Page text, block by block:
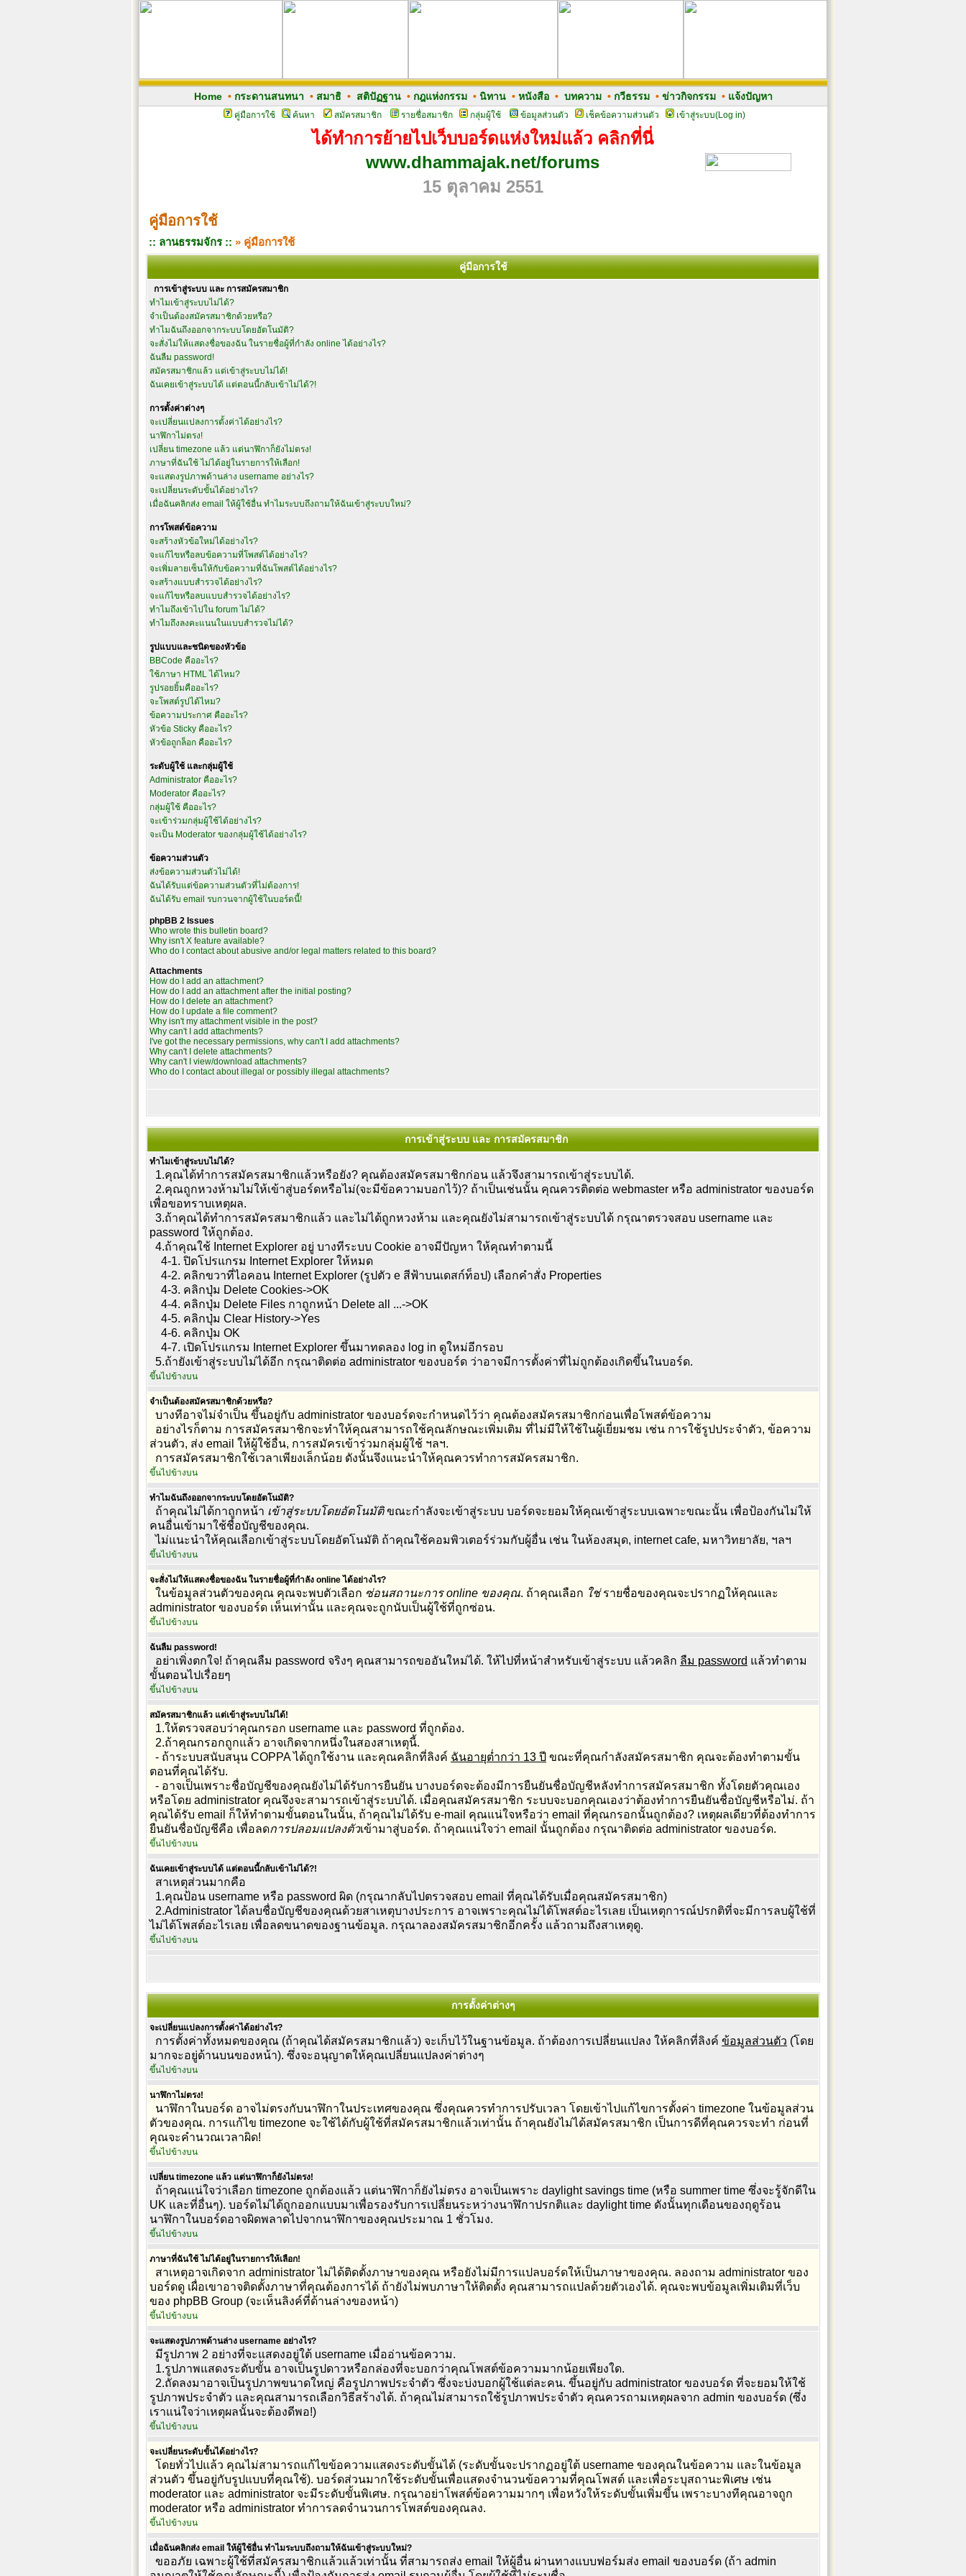
Home• กระดานสนทนา • สมาธิ• สติปัฏฐาน• กฎแห่งกรรม• นิทาน• หนังสือ• บทความ• กวีธรรม• ข่าวกิจกรรม• แจ้งปัญหา
คู่มือการใช้ ค้นหา สมัครสมาชิก รายชื่อสมาชิก กลุ่มผู้ใช้ ข้อมูลส่วนตัว เช็คข้อความส่วนตัว เข้าสู่ระบบ(Log in)
ได้ทำการย้ายไปเว็บบอร์ดแห่งใหม่แล้ว คลิกที่นี่
www.dhammajak.net/forums
15 ตุลาคม 2551
คู่มือการใช้
:: ลานธรรมจักร :: » คู่มือการใช้
คู่มือการใช้
การเข้าสู่ระบบ และ การสมัครสมาชิก
ทำไมเข้าสู่ระบบไม่ได้?
จำเป็นต้องสมัครสมาชิกด้วยหรือ?
ทำไมฉันถึงออกจากระบบโดยอัตโนมัติ?
จะสั่งไม่ให้แสดงชื่อของฉัน ในรายชื่อผู้ที่กำลัง online ได้อย่างไร?
ฉันลืม password!
สมัครสมาชิกแล้ว แต่เข้าสู่ระบบไม่ได้!
ฉันเคยเข้าสู่ระบบได้ แต่ตอนนี้กลับเข้าไม่ได้?!
การตั้งค่าต่างๆ
จะเปลี่ยนแปลงการตั้งค่าได้อย่างไร?
นาฬิกาไม่ตรง!
เปลี่ยน timezone แล้ว แต่นาฬิกาก็ยังไม่ตรง!
ภาษาที่ฉันใช้ ไม่ได้อยู่ในรายการให้เลือก!
จะแสดงรูปภาพด้านล่าง username อย่างไร?
จะเปลี่ยนระดับขั้นได้อย่างไร?
เมื่อฉันคลิกส่ง email ให้ผู้ใช้อื่น ทำไมระบบถึงถามให้ฉันเข้าสู่ระบบใหม่?
การโพสต์ข้อความ
จะสร้างหัวข้อใหม่ได้อย่างไร?
จะแก้ไขหรือลบข้อความที่โพสต์ได้อย่างไร?
จะเพิ่มลายเซ็นให้กับข้อความที่ฉันโพสต์ได้อย่างไร?
จะสร้างแบบสำรวจได้อย่างไร?
จะแก้ไขหรือลบแบบสำรวจได้อย่างไร?
ทำไมถึงเข้าไปใน forum ไม่ได้?
ทำไมถึงลงคะแนนในแบบสำรวจไม่ได้?
รูปแบบและชนิดของหัวข้อ
BBCode คืออะไร?
ใช้ภาษา HTML ได้ไหม?
รูปรอยยิ้มคืออะไร?
จะโพสต์รูปได้ไหม?
ข้อความประกาศ คืออะไร?
หัวข้อ Sticky คืออะไร?
หัวข้อถูกล็อก คืออะไร?
ระดับผู้ใช้ และกลุ่มผู้ใช้
Administrator คืออะไร?
Moderator คืออะไร?
กลุ่มผู้ใช้ คืออะไร?
จะเข้าร่วมกลุ่มผู้ใช้ได้อย่างไร?
จะเป็น Moderator ของกลุ่มผู้ใช้ได้อย่างไร?
ข้อความส่วนตัว
ส่งข้อความส่วนตัวไม่ได้!
ฉันได้รับแต่ข้อความส่วนตัวที่ไม่ต้องการ!
ฉันได้รับ email รบกวนจากผู้ใช้ในบอร์ดนี้!
phpBB 2 Issues
Who wrote this bulletin board?
Why isn't X feature available?
Who do I contact about abusive and/or legal matters related to this board?
Attachments
How do I add an attachment?
How do I add an attachment after the initial posting?
How do I delete an attachment?
How do I update a file comment?
Why isn't my attachment visible in the post?
Why can't I add attachments?
I've got the necessary permissions, why can't I add attachments?
Why can't I delete attachments?
Why can't I view/download attachments?
Who do I contact about illegal or possibly illegal attachments?
การเข้าสู่ระบบ และ การสมัครสมาชิก
ทำไมเข้าสู่ระบบไม่ได้?
1.คุณได้ทำการสมัครสมาชิกแล้วหรือยัง? คุณต้องสมัครสมาชิกก่อน แล้วจึงสามารถเข้าสู่ระบบได้.
2.คุณถูกหวงห้ามไม่ให้เข้าสู่บอร์ดหรือไม่(จะมีข้อความบอกไว้)? ถ้าเป็นเช่นนั้น คุณควรติดต่อ webmaster หรือ administrator ของบอร์ด
เพื่อขอทราบเหตุผล.
3.ถ้าคุณได้ทำการสมัครสมาชิกแล้ว และไม่ได้ถูกหวงห้าม และคุณยังไม่สามารถเข้าสู่ระบบได้ กรุณาตรวจสอบ username และ
password ให้ถูกต้อง.
4.ถ้าคุณใช้ Internet Explorer อยู่ บางทีระบบ Cookie อาจมีปัญหา ให้คุณทำตามนี้
4-1. ปิดโปรแกรม Internet Explorer ให้หมด
4-2. คลิกขวาที่ไอคอน Internet Explorer (รูปตัว e สีฟ้าบนเดสก์ท็อป) เลือกคำสั่ง Properties
4-3. คลิกปุ่ม Delete Cookies->OK
4-4. คลิกปุ่ม Delete Files กาถูกหน้า Delete all ...->OK
4-5. คลิกปุ่ม Clear History->Yes
4-6. คลิกปุ่ม OK
4-7. เปิดโปรแกรม Internet Explorer ขึ้นมาทดลอง log in ดูใหม่อีกรอบ
5.ถ้ายังเข้าสู่ระบบไม่ได้อีก กรุณาติดต่อ administrator ของบอร์ด ว่าอาจมีการตั้งค่าที่ไม่ถูกต้องเกิดขึ้นในบอร์ด.
ขึ้นไปข้างบน
จำเป็นต้องสมัครสมาชิกด้วยหรือ?
บางทีอาจไม่จำเป็น ขึ้นอยู่กับ administrator ของบอร์ดจะกำหนดไว้ว่า คุณต้องสมัครสมาชิกก่อนเพื่อโพสต์ข้อความ
อย่างไรก็ตาม การสมัครสมาชิกจะทำให้คุณสามารถใช้คุณลักษณะเพิ่มเติม ที่ไม่มีให้ใช้ในผู้เยี่ยมชม เช่น การใช้รูปประจำตัว, ข้อความ
ส่วนตัว, ส่ง email ให้ผู้ใช้อื่น, การสมัครเข้าร่วมกลุ่มผู้ใช้ ฯลฯ.
การสมัครสมาชิกใช้เวลาเพียงเล็กน้อย ดังนั้นจึงแนะนำให้คุณควรทำการสมัครสมาชิก.
ขึ้นไปข้างบน
ทำไมฉันถึงออกจากระบบโดยอัตโนมัติ?
ถ้าคุณไม่ได้กาถูกหน้า เข้าสู่ระบบโดยอัตโนมัติขณะกำลังจะเข้าสู่ระบบ บอร์ดจะยอมให้คุณเข้าสู่ระบบเฉพาะขณะนั้น เพื่อป้องกันไม่ให้
คนอื่นเข้ามาใช้ชื่อบัญชีของคุณ.
ไม่แนะนำให้คุณเลือกเข้าสู่ระบบโดยอัตโนมัติ ถ้าคุณใช้คอมพิวเตอร์ร่วมกับผู้อื่น เช่น ในห้องสมุด, internet cafe, มหาวิทยาลัย, ฯลฯ
ขึ้นไปข้างบน
จะสั่งไม่ให้แสดงชื่อของฉัน ในรายชื่อผู้ที่กำลัง online ได้อย่างไร?
ในข้อมูลส่วนตัวของคุณ คุณจะพบตัวเลือก ซ่อนสถานะการ online ของคุณ. ถ้าคุณเลือก ใช่รายชื่อของคุณจะปรากฏให้คุณและ
administrator ของบอร์ด เห็นเท่านั้น และคุณจะถูกนับเป็นผู้ใช้ที่ถูกซ่อน.
ขึ้นไปข้างบน
ฉันลืม password!
อย่าเพิ่งตกใจ! ถ้าคุณลืม password จริงๆ คุณสามารถขออันใหม่ได้. ให้ไปที่หน้าสำหรับเข้าสู่ระบบ แล้วคลิก ลืม password แล้วทำตาม
ขั้นตอนไปเรื่อยๆ
ขึ้นไปข้างบน
สมัครสมาชิกแล้ว แต่เข้าสู่ระบบไม่ได้!
1.ให้ตรวจสอบว่าคุณกรอก username และ password ที่ถูกต้อง.
2.ถ้าคุณกรอกถูกแล้ว อาจเกิดจากหนึ่งในสองสาเหตุนี้.
- ถ้าระบบสนับสนุน COPPA ได้ถูกใช้งาน และคุณคลิกที่ลิงค์ ฉันอายุต่ำกว่า 13 ปี ขณะที่คุณกำลังสมัครสมาชิก คุณจะต้องทำตามขั้น
ตอนที่คุณได้รับ.
- อาจเป็นเพราะชื่อบัญชีของคุณยังไม่ได้รับการยืนยัน บางบอร์ดจะต้องมีการยืนยันชื่อบัญชีหลังทำการสมัครสมาชิก ทั้งโดยตัวคุณเอง
หรือโดย administrator คุณจึงจะสามารถเข้าสู่ระบบได้. เมื่อคุณสมัครสมาชิก ระบบจะบอกคุณเองว่าต้องทำการยืนยันชื่อบัญชีหรือไม่. ถ้า
คุณได้รับ email ก็ให้ทำตามขั้นตอนในนั้น, ถ้าคุณไม่ได้รับ e-mail คุณแน่ใจหรือว่า email ที่คุณกรอกนั้นถูกต้อง? เหตุผลเดียวที่ต้องทำการ
ยืนยันชื่อบัญชีคือ เพื่อลดการปลอมแปลงตัวเข้ามาสู่บอร์ด. ถ้าคุณแน่ใจว่า email นั้นถูกต้อง กรุณาติดต่อ administrator ของบอร์ด.
ขึ้นไปข้างบน
ฉันเคยเข้าสู่ระบบได้ แต่ตอนนี้กลับเข้าไม่ได้?!
สาเหตุส่วนมากคือ
1.คุณป้อน username หรือ password ผิด (กรุณากลับไปตรวจสอบ email ที่คุณได้รับเมื่อคุณสมัครสมาชิก)
2.Administrator ได้ลบชื่อบัญชีของคุณด้วยสาเหตุบางประการ อาจเพราะคุณไม่ได้โพสต์อะไรเลย เป็นเหตุการณ์ปรกติที่จะมีการลบผู้ใช้ที่
ไม่ได้โพสต์อะไรเลย เพื่อลดขนาดของฐานข้อมูล. กรุณาลองสมัครสมาชิกอีกครั้ง แล้วถามถึงสาเหตุดู.
ขึ้นไปข้างบน
การตั้งค่าต่างๆ
จะเปลี่ยนแปลงการตั้งค่าได้อย่างไร?
การตั้งค่าทั้งหมดของคุณ (ถ้าคุณได้สมัครสมาชิกแล้ว) จะเก็บไว้ในฐานข้อมูล. ถ้าต้องการเปลี่ยนแปลง ให้คลิกที่ลิงค์ ข้อมูลส่วนตัว (โดย
มากจะอยู่ด้านบนของหน้า). ซึ่งจะอนุญาตให้คุณเปลี่ยนแปลงค่าต่างๆ
ขึ้นไปข้างบน
นาฬิกาไม่ตรง!
นาฬิกาในบอร์ด อาจไม่ตรงกับนาฬิกาในประเทศของคุณ ซึ่งคุณควรทำการปรับเวลา โดยเข้าไปแก้ไขการตั้งค่า timezone ในข้อมูลส่วน
ตัวของคุณ. การแก้ไข timezone จะใช้ได้กับผู้ใช้ที่สมัครสมาชิกแล้วเท่านั้น ถ้าคุณยังไม่ได้สมัครสมาชิก เป็นการดีที่คุณควรจะทำ ก่อนที่
คุณจะคำนวณเวลาผิด!
ขึ้นไปข้างบน
เปลี่ยน timezone แล้ว แต่นาฬิกาก็ยังไม่ตรง!
ถ้าคุณแน่ใจว่าเลือก timezone ถูกต้องแล้ว แต่นาฬิกาก็ยังไม่ตรง อาจเป็นเพราะ daylight savings time (หรือ summer time ซึ่งจะรู้จักดีใน
UK และที่อื่นๆ). บอร์ดไม่ได้ถูกออกแบบมาเพื่อรองรับการเปลี่ยนระหว่างนาฬิกาปรกติและ daylight time ดังนั้นทุกเดือนของฤดูร้อน
นาฬิกาในบอร์ดอาจผิดพลาดไปจากนาฬิกาของคุณประมาณ 1 ชั่วโมง.
ขึ้นไปข้างบน
ภาษาที่ฉันใช้ ไม่ได้อยู่ในรายการให้เลือก!
สาเหตุอาจเกิดจาก administrator ไม่ได้ติดตั้งภาษาของคุณ หรือยังไม่มีการแปลบอร์ดให้เป็นภาษาของคุณ. ลองถาม administrator ของ
บอร์ดดู เผื่อเขาอาจติดตั้งภาษาที่คุณต้องการได้ ถ้ายังไม่พบภาษาให้ติดตั้ง คุณสามารถแปลด้วยตัวเองได้. คุณจะพบข้อมูลเพิ่มเติมที่เว็บ
ของ phpBB Group (จะเห็นลิงค์ที่ด้านล่างของหน้า)
ขึ้นไปข้างบน
จะแสดงรูปภาพด้านล่าง username อย่างไร?
มีรูปภาพ 2 อย่างที่จะแสดงอยู่ใต้ username เมื่ออ่านข้อความ.
1.รูปภาพแสดงระดับขั้น อาจเป็นรูปดาวหรือกล่องที่จะบอกว่าคุณโพสต์ข้อความมากน้อยเพียงใด.
2.ถัดลงมาอาจเป็นรูปภาพขนาดใหญ่ คือรูปภาพประจำตัว ซึ่งจะบ่งบอกผู้ใช้แต่ละคน. ขึ้นอยู่กับ administrator ของบอร์ด ที่จะยอมให้ใช้
รูปภาพประจำตัว และคุณสามารถเลือกวิธีสร้างได้. ถ้าคุณไม่สามารถใช้รูปภาพประจำตัว คุณควรถามเหตุผลจาก admin ของบอร์ด (ซึ่ง
เราแน่ใจว่าเหตุผลนั้นจะต้องดีพอ!)
ขึ้นไปข้างบน
จะเปลี่ยนระดับขั้นได้อย่างไร?
โดยทั่วไปแล้ว คุณไม่สามารถแก้ไขข้อความแสดงระดับขั้นได้ (ระดับขั้นจะปรากฏอยู่ใต้ username ของคุณในข้อความ และในข้อมูล
ส่วนตัว ขึ้นอยู่กับรูปแบบที่คุณใช้). บอร์ดส่วนมากใช้ระดับขั้นเพื่อแสดงจำนวนข้อความที่คุณโพสต์ และเพื่อระบุสถานะพิเศษ เช่น
moderator และ administrator จะมีระดับขั้นพิเศษ. กรุณาอย่าโพสต์ข้อความมากๆ เพื่อหวังให้ระดับขั้นเพิ่มขึ้น เพราะบางทีคุณอาจถูก
moderator หรือ administrator ทำการลดจำนวนการโพสต์ของคุณลง.
ขึ้นไปข้างบน
เมื่อฉันคลิกส่ง email ให้ผู้ใช้อื่น ทำไมระบบถึงถามให้ฉันเข้าสู่ระบบใหม่?
ขออภัย เฉพาะผู้ใช้ที่สมัครสมาชิกแล้วแล้วเท่านั้น ที่สามารถส่ง email ให้ผู้อื่น ผ่านทางแบบฟอร์มส่ง email ของบอร์ด (ถ้า admin